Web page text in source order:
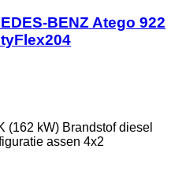
BENZ Atego 922
(162 kW) Brandstof diesel
assen 4x2